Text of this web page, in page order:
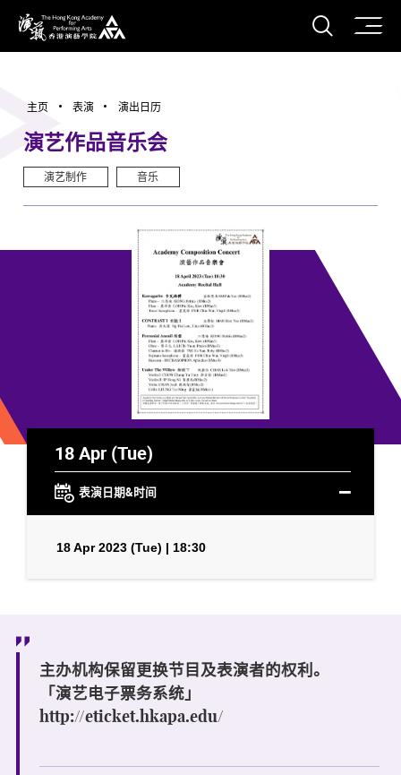
香港演艺学院
打开
主页 表演 演出日历
演艺作品音乐会
演艺制作 音乐
18 Apr (Tue)
表演日期&时间
18 Apr 2023 (Tue) | 18:30
主办机构保留更换节目及表演者的权利。
「演艺电子票务系统」
http://eticket.hkapa.edu/